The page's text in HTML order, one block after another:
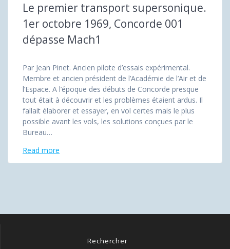
Le premier transport supersonique.
1er octobre 1969, Concorde 001
dépasse Mach1
Par Jean Pinet. Ancien pilote d’essais expérimental.
Membre et ancien président de l’Académie de l’Air et de
l’Espace. A l’époque des débuts de Concorde presque
tout était à découvrir et les problèmes étaient ardus. Il
fallait élaborer et essayer, en vol certes mais le plus
possible avant les vols, les solutions conçues par le
Bureau…
Read more
Rechercher